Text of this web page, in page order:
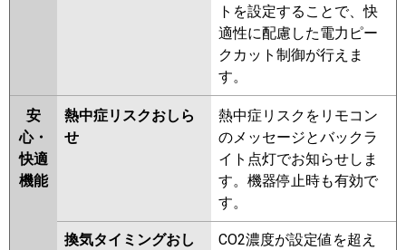
トを設定することで、快
適性に配慮した電力ピー
クカット制御が行えま
す。
安
心・
快適
機能
熱中症リスクおしら
せ
熱中症リスクをリモコン
のメッセージとバックラ
イト点灯でお知らせしま
す。機器停止時も有効で
す。
換気タイミングおし
CO2濃度が設定値を超え